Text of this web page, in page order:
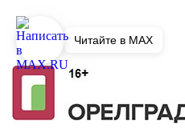
Читайте в MAX